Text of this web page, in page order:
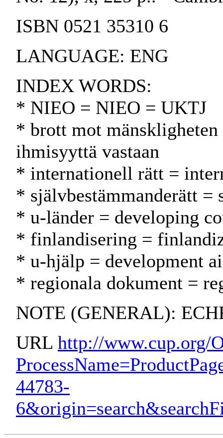
ISBN 0521 35310 6
LANGUAGE: ENG
INDEX WORDS:
* NIEO = NIEO = UKTJ
* brott mot
ihmisyyttä vastaan
* internationell rätt =
* självbestämmanderätt =
* u-länder = developing
* finlandisering =
* u-hjälp = development
* regionala dokument =
NOTE (GENERAL):
URL http://www.cup.org/
44783-